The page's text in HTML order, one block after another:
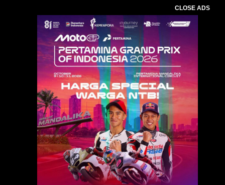
CLOSE ADS